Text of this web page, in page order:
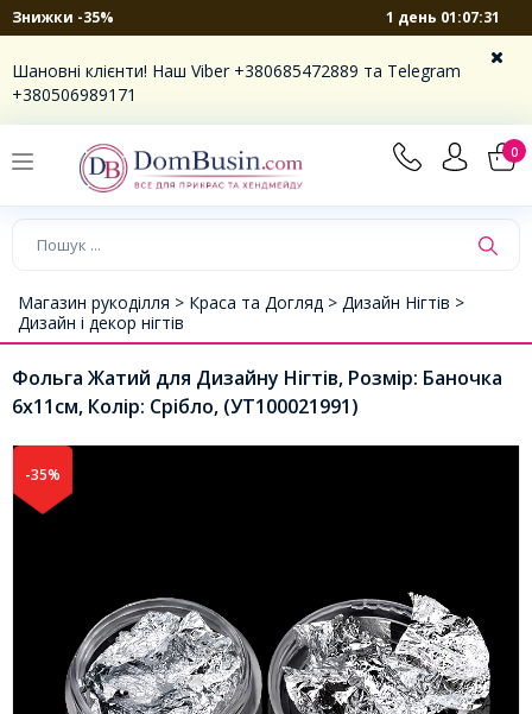
Знижки -35% 1 день 01:07:31
Шановні клієнти! Наш Viber +380685472889 та Telegram
+380506989171
0
Магазин рукоділля > Краса та Догляд > Дизайн Нігтів >
Дизайн і декор нігтів
Фольга Жатий для Дизайну Нігтів, Розмір: Баночка
6х11см, Колір: Срібло, (УТ100021991)
-35%